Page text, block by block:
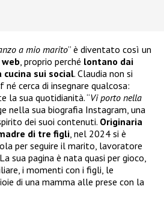
a mio marito” è diventato così un
, proprio perché lontano dai
sui social. Claudia non si
né cerca di insegnare qualcosa:
la sua quotidianità. “Vi porto nella
nella sua biografia Instagram, una
dei suoi contenuti. Originaria
di tre figli, nel 2024 si è
per seguire il marito, lavoratore
sua pagina è nata quasi per gioco,
i momenti con i figli, le
di una mamma alle prese con la